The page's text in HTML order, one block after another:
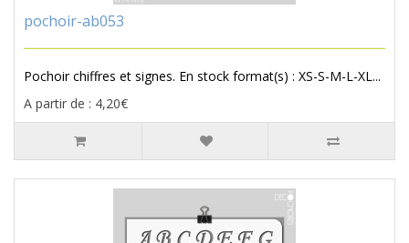
pochoir-ab053
Pochoir chiffres et signes. En stock format(s) : XS-S-M-L-XL...
A partir de : 4,20€